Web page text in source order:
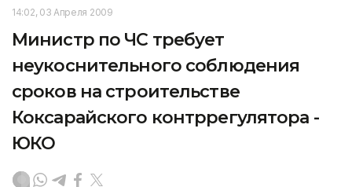
14:02, 03 Апреля 2009
Министр по ЧС требует
неукоснительного соблюдения
сроков на строительстве
Коксарайского контррегулятора -
ЮКО